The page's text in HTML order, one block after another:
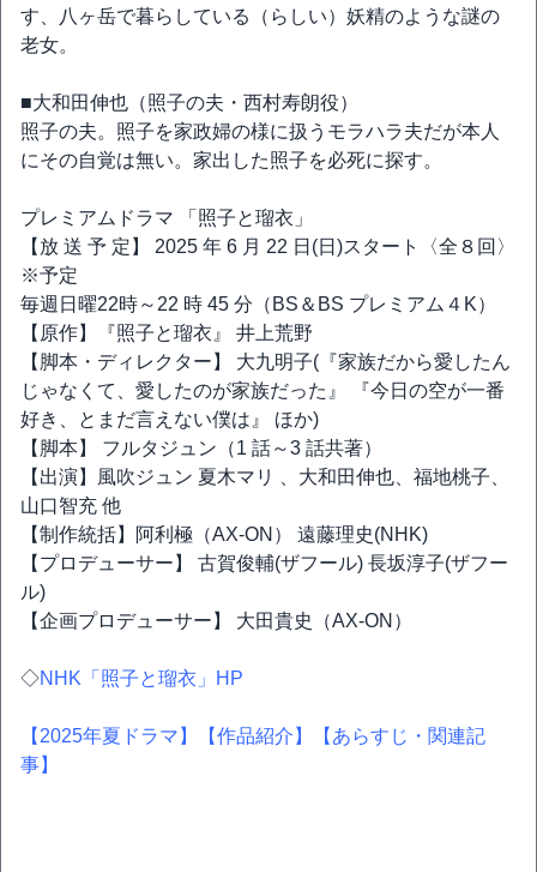
す、八ヶ岳で暮らしている（らしい）妖精のような謎の
老女。
■大和田伸也（照子の夫・西村寿朗役）
照子の夫。照子を家政婦の様に扱うモラハラ夫だが本人
にその自覚は無い。家出した照子を必死に探す。
プレミアムドラマ 「照子と瑠衣」
【放 送 予 定】 2025 年 6 月 22 日(日)スタート〈全８回〉
※予定
毎週日曜22時～22 時 45 分（BS＆BS プレミアム４K）
【原作】『照子と瑠衣』 井上荒野
【脚本・ディレクター】 大九明子(『家族だから愛したん
じゃなくて、愛したのが家族だった』 『今日の空が一番
好き、とまだ言えない僕は』 ほか)
【脚本】 フルタジュン（1 話～3 話共著）
【出演】風吹ジュン 夏木マリ 、大和田伸也、福地桃子、
山口智充 他
【制作統括】阿利極（AX-ON） 遠藤理史(NHK)
【プロデューサー】 古賀俊輔(ザフール) 長坂淳子(ザフー
ル)
【企画プロデューサー】 大田貴史（AX-ON）
◇NHK「照子と瑠衣」HP
【2025年夏ドラマ】 【作品紹介】
【あらすじ・関連記
事】